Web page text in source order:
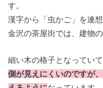
す。
漢字から「虫かご」を連
金沢の茶屋街では、建物
細い木の格子となってい
側が見えにくいのですが